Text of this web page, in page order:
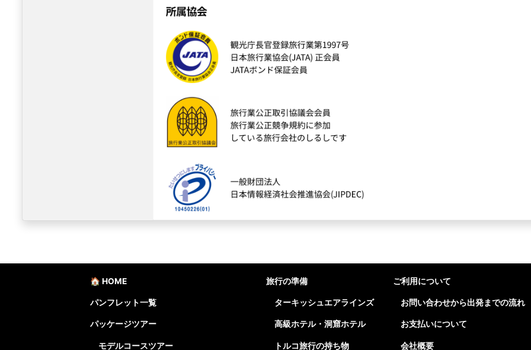
🏠 HOME
パンフレット一覧
パッケージツアー
モデルコースツアー
旅行の準備
ターキッシュエアラインズ
高級ホテル・洞窟ホテル
トルコ旅行の持ち物
ご利用について
お問い合わせから出発までの流れ
お支払いについて
会社概要